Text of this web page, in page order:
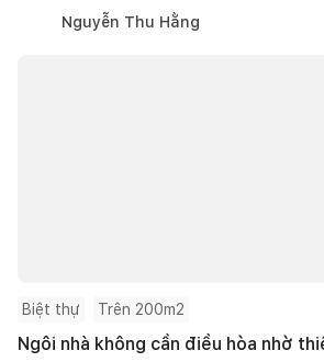
Nguyễn Thu Hằng
Biệt thự Trên 200m2
Ngôi nhà không cần điều hòa nhờ